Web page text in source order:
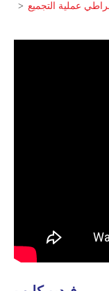
عملية التجميع